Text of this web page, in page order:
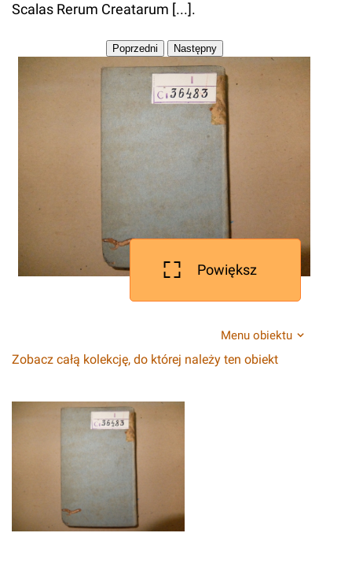
Scalas Rerum Creatarum [...].
Powiększ
Menu obiektu
Zobacz całą kolekcję, do której należy ten obiekt